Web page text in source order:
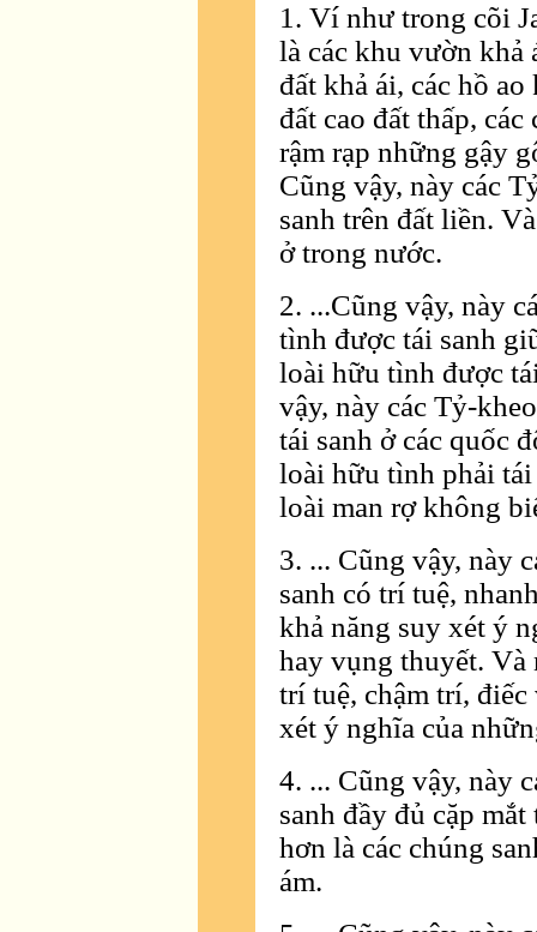
1. Ví như trong cõi
là các khu vườn khả
đất khả ái, các hồ
đất cao đất thấp,
rậm rạp những gậy
Cũng vậy, này các
sanh trên đất liền.
ở trong nước.
2. ...Cũng vậy, này
tình được tái sanh
loài hữu tình được
vậy, này các Tỷ-
tái sanh ở các quốc
loài hữu tình phải tái
loài man rợ không
3. ... Cũng vậy, này
sanh có trí tuệ,
khả năng suy xét ý
hay vụng thuyết. Và
trí tuệ, chậm trí, điếc
xét ý nghĩa của
4. ... Cũng vậy, này
sanh đầy đủ cặp
hơn là các chúng
ám.